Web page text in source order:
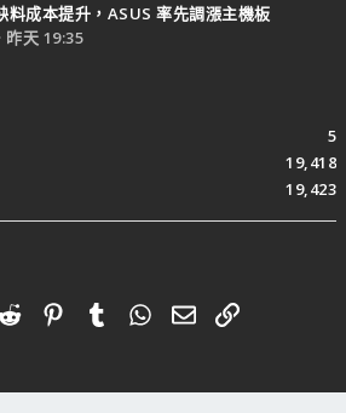
料成本提升，ASUS 率先調漲主機板
昨天 19:35
5
19,418
19,423
RedditPinterestTumblrWhatsApp
電子郵件
連結